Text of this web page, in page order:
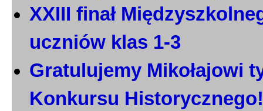
XXIII finał
uczniów klas 1-3
Gratulujemy Mikołajowi
Konkursu Historycznego!